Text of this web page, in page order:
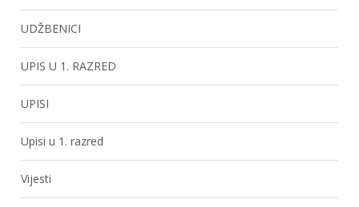
UDŽBENICI
UPIS U 1. RAZRED
UPISI
Upisi u 1. razred
Vijesti